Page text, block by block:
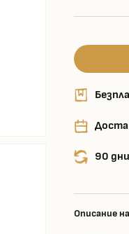
90
Описание